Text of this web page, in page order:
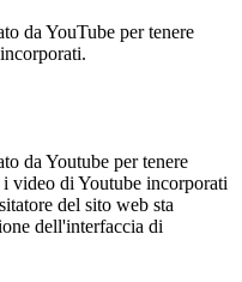
da YouTube per tenere
da Youtube per tenere
video di Youtube incorporati
del sito web sta
dell'interfaccia di